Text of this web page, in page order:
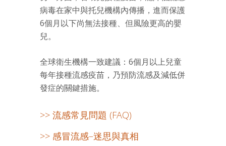
病毒在家中與托兒機構內傳播，進而保護
6個月以下尚無法接種、但風險更高的嬰
兒。
全球衛生機構一致建議：6個月以上兒童
每年接種流感疫苗，乃預防流感及減低併
發症的關鍵措施。
>> 流感常見問題 (FAQ)
>> 感冒流感–迷思與真相